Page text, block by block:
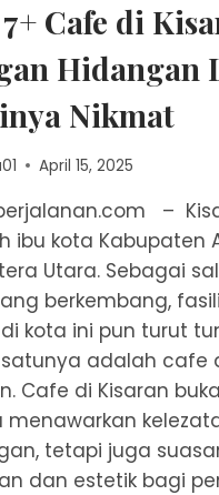
Cafe di
Hidangan
Nikmat
April 15, 2025
–
ibu kota Kabupaten
Utara. Sebagai
berkembang,
kota ini pun turut
adalah cafe
Cafe di Kisaran
menawarkan
tetapi juga
dan estetik bagi